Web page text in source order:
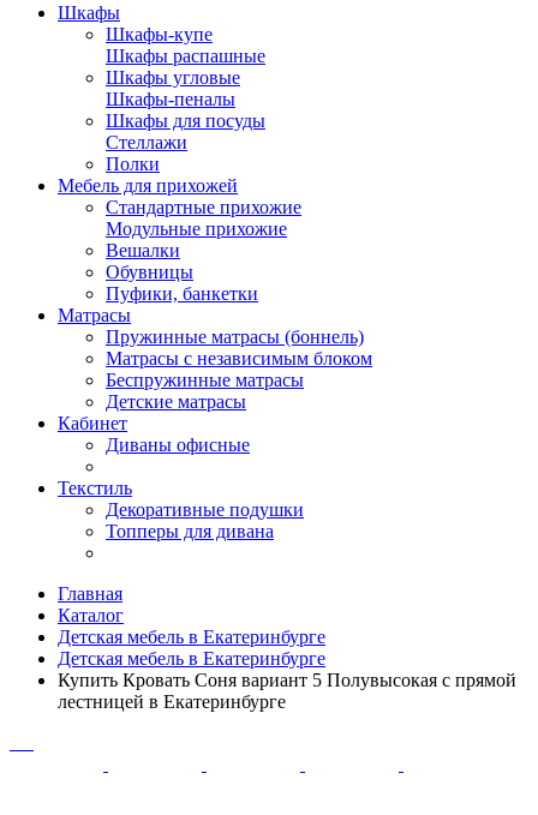
Шкафы
Шкафы-купе
Шкафы распашные
Шкафы угловые
Шкафы-пеналы
Шкафы для посуды
Стеллажи
Полки
Мебель для прихожей
Стандартные прихожие
Модульные прихожие
Вешалки
Обувницы
Пуфики, банкетки
Матрасы
Пружинные матрасы (боннель)
Матрасы с независимым блоком
Беспружинные матрасы
Детские матрасы
Кабинет
Диваны офисные
Текстиль
Декоративные подушки
Топперы для дивана
Главная
Каталог
Детская мебель в Екатеринбурге
Детская мебель в Екатеринбурге
Купить Кровать Соня вариант 5 Полувысокая с прямой
лестницей в Екатеринбурге